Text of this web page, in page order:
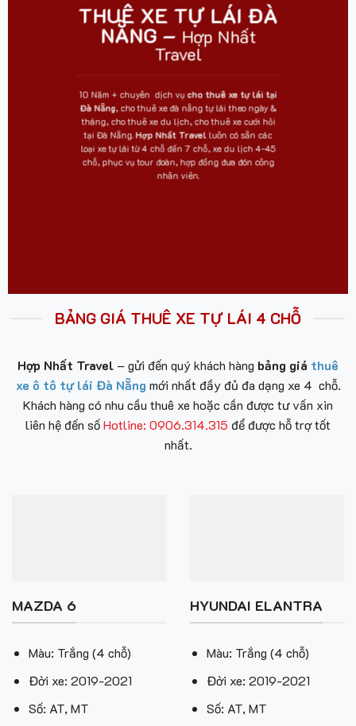
THUÊ XE TỰ LÁI ĐÀ
NẴNG – Hợp Nhất
Travel
10 Năm + chuyên dịch vụcho thuê xe tự lái tại
Đà Nẵng, cho thuê xe đà nẵng tự lái theo ngày &
tháng, cho thuê xe du lịch, cho thuê xe cưới hỏi
tại Đà Nẵng.Hợp Nhất Travelluôn có sẵn các
loại xe tự lái từ 4 chỗ đến 7 chỗ, xe du lịch 4-45
chỗ, phục vụ tour đoàn, hợp đồng đưa đón công
nhân viên.
BẢNG GIÁ THUÊ XE TỰ LÁI 4 CHỖ
Hợp Nhất Travel– gửi đến quý khách hàng bảng giá thuê
xe ô tô tự lái Đà Nẵng mới nhất đầy đủ đa dạng xe 4 chỗ.
Khách hàng có nhu cầu thuê xe hoặc cần được tư vấn xin
liên hệ đến sốHotline: 0906.314.315 để được hỗ trợ tốt
nhất.
MAZDA 6
Màu: Trắng (4 chỗ)
Đời xe: 2019-2021
Số: AT, MT
HYUNDAI ELANTRA
Màu: Trắng (4 chỗ)
Đời xe: 2019-2021
Số: AT, MT